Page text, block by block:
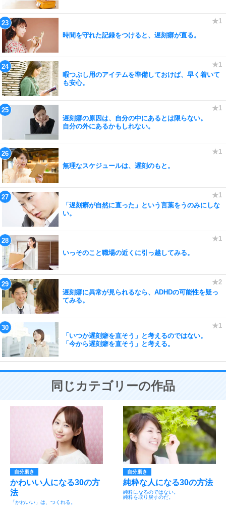
時間を守れた記録をつけると、遅刻癖が直る。
暇つぶし用のアイテムを準備しておけば、早く着いて
も安心。
遅刻癖の原因は、自分の中にあるとは限らない。
自分の外にあるかもしれない。
無理なスケジュールは、遅刻のもと。
「遅刻癖が自然に直った」という言葉をうのみにしな
い。
いっそのこと職場の近くに引っ越してみる。
遅刻癖に異常が見られるなら、ADHDの可能性を疑っ
てみる。
「いつか遅刻癖を直そう」と考えるのではない。
「今から遅刻癖を直そう」と考える。
同じカテゴリーの作品
自分磨き
かわいい人になる30の方
法
「かわいい」は、つくれる。
自分磨き
純粋な人になる30の方法
純粋になるのではない。
純粋を取り戻すのだ。